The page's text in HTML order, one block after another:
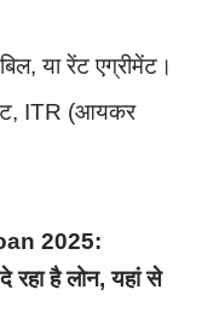
या रेंट एग्रीमेंट।
ITR (आयकर
2025:
रहा है लोन, यहां से